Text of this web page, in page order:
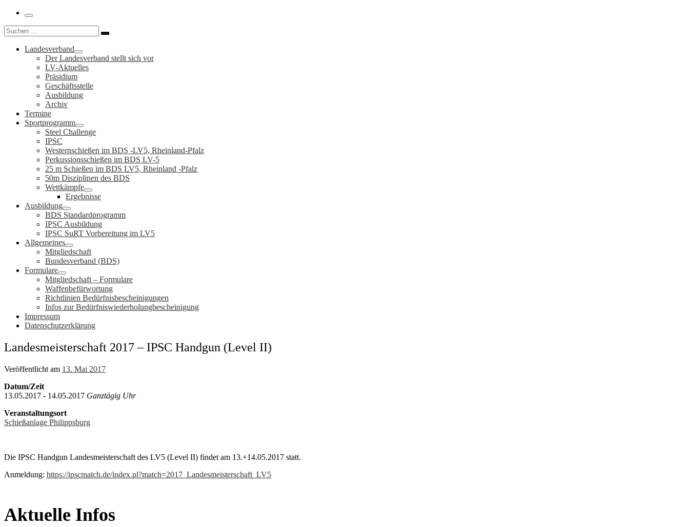
Menü
Suche
Suchen …
Landesverband
Der Landesverband stellt sich vor
LV-Aktuelles
Präsidium
Geschäftsstelle
Ausbildung
Archiv
Termine
Sportprogramm
Steel Challenge
IPSC
Westernschießen im BDS -LV5, Rheinland-Pfalz
Perkussionsschießen im BDS LV-5
25 m Schießen im BDS LV5, Rheinland -Pfalz
50m Disziplinen des BDS
Wettkämpfe
Ergebnisse
Ausbildung
BDS Standardprogramm
IPSC Ausbildung
IPSC SuRT Vorbereitung im LV5
Allgemeines
Mitgliedschaft
Bundesverband (BDS)
Formulare
Mitgliedschaft – Formulare
Waffenbefürwortung
Richtlinien Bedürfnisbescheinigungen
Infos zur Bedürfniswiederholungbescheinigung
Impressum
Datenschutzerklärung
Landesmeisterschaft 2017 – IPSC Handgun (Level II)
Veröffentlicht am 13. Mai 2017
Datum/Zeit
13.05.2017 - 14.05.2017 Ganztägig Uhr
Veranstaltungsort
Schießanlage Philippsburg
Die IPSC Handgun Landesmeisterschaft des LV5 (Level II) findet am 13.+14.05.2017 statt.
Anmeldung: https://ipscmatch.de/index.pl?match=2017_Landesmeisterschaft_LV5
Aktuelle Infos